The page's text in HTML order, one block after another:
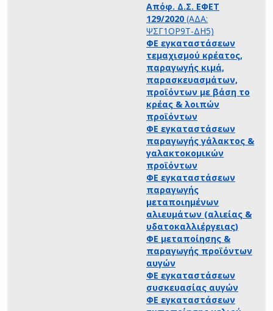
Απόφ. Δ.Σ. ΕΦΕΤ
129/2020 (ΑΔΑ:
ΨΣΓ1ΟΡ9Τ-ΔΗ5)
ΦΕ εγκαταστάσεων
τεμαχισμού κρέατος,
παραγωγής κιμά,
παρασκευασμάτων,
προϊόντων με βάση το
κρέας & λοιπών
προϊόντων
ΦΕ εγκαταστάσεων
παραγωγής γάλακτος &
γαλακτοκομικών
προϊόντων
ΦΕ εγκαταστάσεων
παραγωγής
μεταποιημένων
αλιευμάτων (αλιείας &
υδατοκαλλιέργειας)
ΦΕ μεταποίησης &
παραγωγής προϊόντων
αυγών
ΦΕ εγκαταστάσεων
συσκευασίας αυγών
ΦΕ εγκαταστάσεων